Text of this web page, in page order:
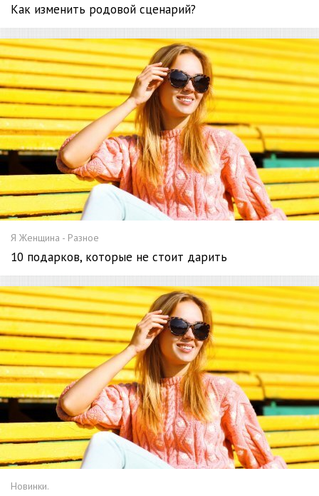
Как изменить родовой сценарий?
Я Женщина - Разное
10 подарков, которые не стоит дарить
Новинки.